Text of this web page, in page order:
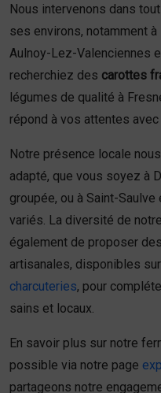
Nous intervenons dans
ses environs, notamment
Aulnoy-Lez-Valenciennes
recherchiez des carottes
légumes de qualité à
répond à vos attentes
Notre présence locale
adapté, que vous soyez à
groupée, ou à Saint-
variés. La diversité de
également de proposer
artisanales, disponibles
charcuteries, pour
sains et locaux.
En savoir plus sur notre
possible via notre page
partageons notre